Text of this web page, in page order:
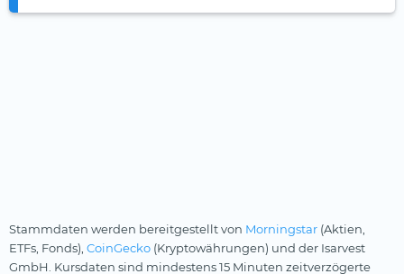
Stammdaten werden bereitgestellt von Morningstar (Aktien,
ETFs, Fonds), CoinGecko (Kryptowährungen) und der Isarvest
GmbH. Kursdaten sind mindestens 15 Minuten zeitverzögerte